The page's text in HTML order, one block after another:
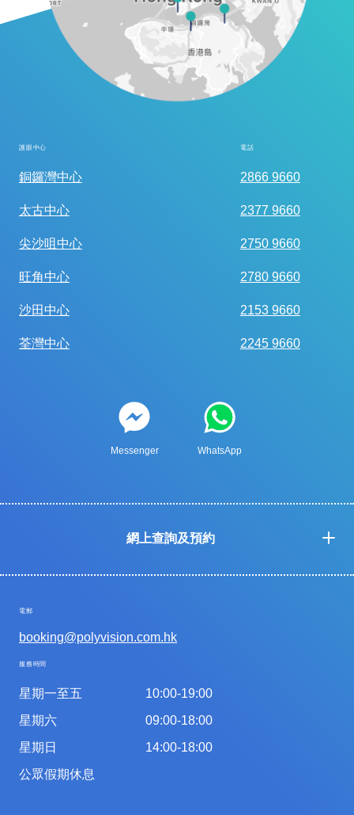
護眼中心 電話
銅鑼灣中心 2866 9660
太古中心 2377 9660
尖沙咀中心 2750 9660
旺角中心 2780 9660
沙田中心 2153 9660
荃灣中心 2245 9660
Messenger WhatsApp
網上查詢及預約
電郵
booking@polyvision.com.hk
服務時間
星期一至五
星期六
星期日
公眾假期休息
10:00-19:00
09:00-18:00
14:00-18:00